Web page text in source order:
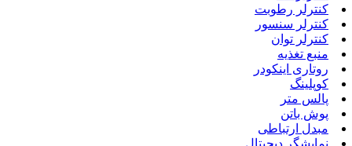
کنترلر رطوبت
کنترلر سنسور
کنترلر توان
منبع تغذیه
روتاری اینکودر
کوپلینگ
پالس متر
پوش باتن
مبدل ارتباطی